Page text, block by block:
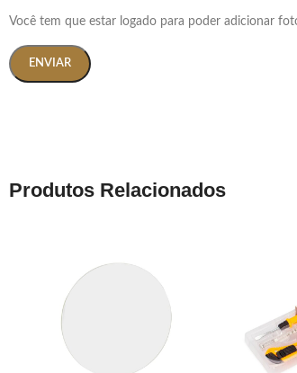
Você tem que estar logado para poder adicionar
Produtos Relacionados